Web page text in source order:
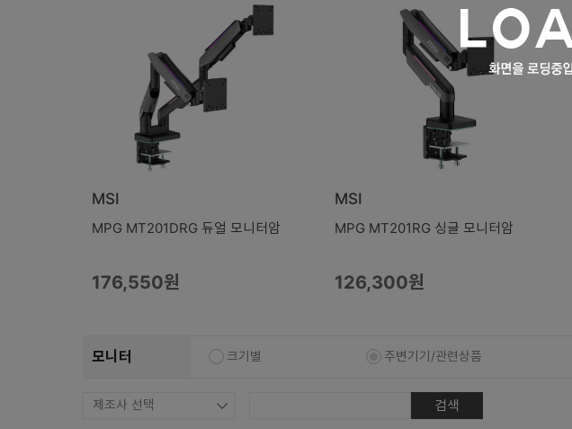
복합기/프린터/사무기기 ODD
조립비
MSI
MPG MT201DRG 듀얼 모니터암
176,550원
MSI
MPG MT201RG 싱글 모니터암
126,300원
모니터 크기별 주변기기/관련상품
검색